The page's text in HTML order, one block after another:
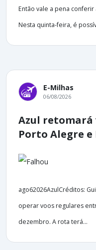
Então vale a pena
Nesta quinta-feira, é
E-Milhas
06/08/2026
Azul
Porto Alegre
ago62026AzulCréditos:
operar voos regulares
dezembro. A rota terá...